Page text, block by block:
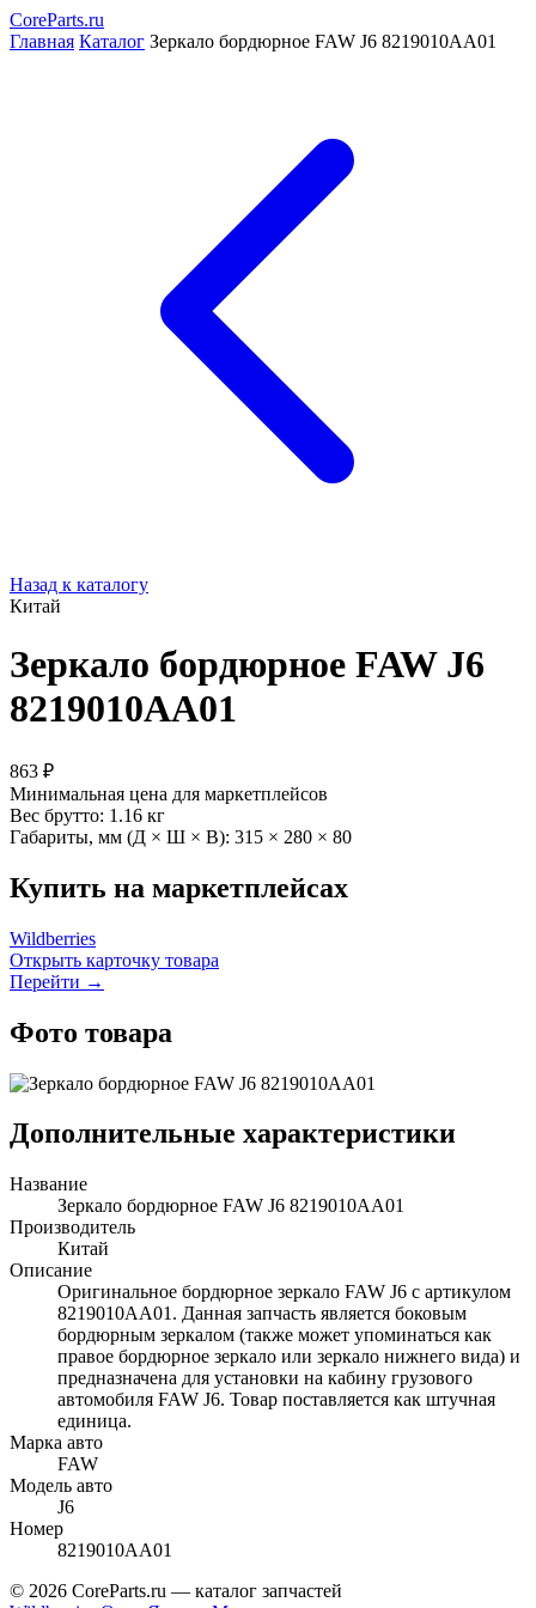
CoreParts.ru
Главная Каталог Зеркало бордюрное FAW J6 8219010AA01
Назад к каталогу
Китай
Зеркало бордюрное FAW J6
8219010AA01
863 ₽
Минимальная цена для маркетплейсов
Вес брутто: 1.16 кг
Габариты, мм (Д × Ш × В): 315 × 280 × 80
Купить на маркетплейсах
Wildberries
Открыть карточку товара
Перейти →
Фото товара
Дополнительные характеристики
Название
Зеркало бордюрное FAW J6 8219010AA01
Производитель
Китай
Описание
Оригинальное бордюрное зеркало FAW J6 с артикулом
8219010AA01. Данная запчасть является боковым
бордюрным зеркалом (также может упоминаться как
правое бордюрное зеркало или зеркало нижнего вида) и
предназначена для установки на кабину грузового
автомобиля FAW J6. Товар поставляется как штучная
единица.
Марка авто
FAW
Модель авто
J6
Номер
8219010AA01
© 2026 CoreParts.ru — каталог запчастей